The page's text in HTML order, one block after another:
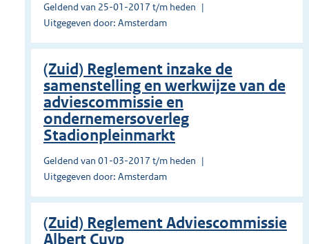
Geldend van 25-01-2017 t/m heden
Uitgegeven door: Amsterdam
(Zuid) Reglement inzake de
samenstelling en werkwijze van de
adviescommissie en
ondernemersoverleg
Stadionpleinmarkt
Geldend van 01-03-2017 t/m heden
Uitgegeven door: Amsterdam
(Zuid) Reglement Adviescommissie
Albert Cuyp